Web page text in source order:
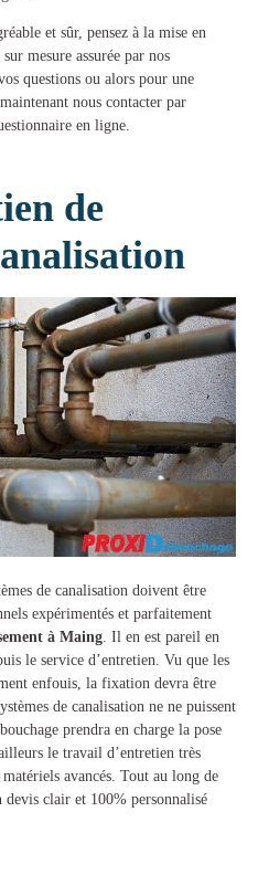
et sûr, pensez à la mise en
sur mesure assurée par nos
questions ou alors pour une
nous contacter par
en ligne.
de
de canalisation doivent être
expérimentés et parfaitement
à Maing. Il en est pareil en
le service d’entretien. Vu que les
enfouis, la fixation devra être
de canalisation ne ne puissent
prendra en charge la pose
le travail d’entretien très
avancés. Tout au long de
clair et 100% personnalisé